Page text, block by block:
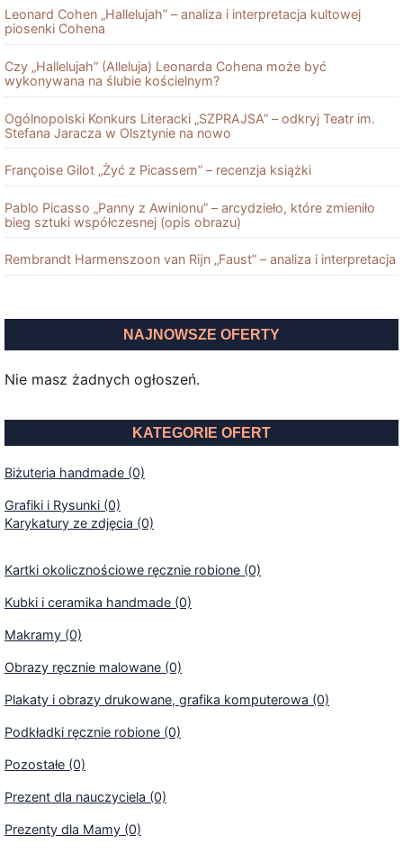
Leonard Cohen „Hallelujah” – analiza i interpretacja kultowej
piosenki Cohena
Czy „Hallelujah” (Alleluja) Leonarda Cohena może być
wykonywana na ślubie kościelnym?
Ogólnopolski Konkurs Literacki „SZPRAJSA” – odkryj Teatr im.
Stefana Jaracza w Olsztynie na nowo
Françoise Gilot „Żyć z Picassem” – recenzja książki
Pablo Picasso „Panny z Awinionu” – arcydzieło, które zmieniło
bieg sztuki współczesnej (opis obrazu)
Rembrandt Harmenszoon van Rĳn „Faust” – analiza i interpretacja
NAJNOWSZE OFERTY
Nie masz żadnych ogłoszeń.
KATEGORIE OFERT
Biżuteria handmade (0)
Grafiki i Rysunki (0)
Karykatury ze zdjęcia (0)
Kartki okolicznościowe ręcznie robione (0)
Kubki i ceramika handmade (0)
Makramy (0)
Obrazy ręcznie malowane (0)
Plakaty i obrazy drukowane, grafika komputerowa (0)
Podkładki ręcznie robione (0)
Pozostałe (0)
Prezent dla nauczyciela (0)
Prezenty dla Mamy (0)